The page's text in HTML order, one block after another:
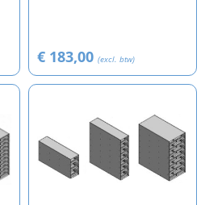
€ 183,00 (excl. btw)